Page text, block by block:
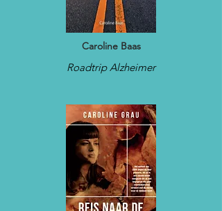
Caroline Baas
Roadtrip Alzheimer